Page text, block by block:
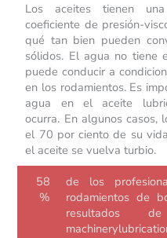
Los aceites tienen
coeficiente de presión-
qué tan bien pueden
sólidos. El agua no tiene
puede conducir a
en los rodamientos. Es
agua en el aceite
ocurra. En algunos casos,
el 70 por ciento de su
el aceite se vuelva turbio.
58
%
de los
rodamientos de
resultados